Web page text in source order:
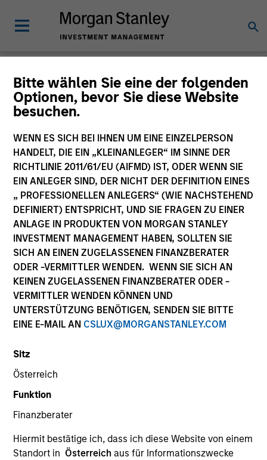
Bitte wählen Sie eine der folgenden
Optionen, bevor Sie diese Website
besuchen.
WENN ES SICH BEI IHNEN UM EINE EINZELPERSON
HANDELT, DIE EIN „KLEINANLEGER“ IM SINNE DER
RICHTLINIE 2011/61/EU (AIFMD) IST, ODER WENN SIE
EIN ANLEGER SIND, DER NICHT DER DEFINITION EINES
„ PROFESSIONELLEN ANLEGERS“ (WIE NACHSTEHEND
DEFINIERT) ENTSPRICHT, UND SIE FRAGEN ZU EINER
ANLAGE IN PRODUKTEN VON MORGAN STANLEY
INVESTMENT MANAGEMENT HABEN, SOLLTEN SIE
SICH AN EINEN ZUGELASSENEN FINANZBERATER
ODER -VERMITTLER WENDEN. WENN SIE SICH AN
KEINEN ZUGELASSENEN FINANZBERATER ODER -
VERMITTLER WENDEN KÖNNEN UND
UNTERSTÜTZUNG BENÖTIGEN, SENDEN SIE BITTE
EINE E-MAIL AN CSLUX@MORGANSTANLEY.COM
Sitz
Österreich
Funktion
Finanzberater
Hiermit bestätige ich, dass ich diese Website von einem
Standort in Österreich aus für Informationszwecke
Morgan Stanley
Investment Funds
Änderung des Fondsvehikels
Dieses Dokument ist ein Marketingdokument.
Die Wertentwicklung in der Vergangenheit ist kein
verlässlicher Indikator für die künftige Wertentwicklung.
Die Rendite kann infolge von Währungsschwankungen
steigen oder sinken. Alle Performanceangaben werden auf
Basis der Nettoinventarwerte (NIW) berechnet. Alle
Stanley Investment Management.
Klicken Sie auf den Fondsnamen, um Informationen über
die Renditen des Kalenderjahres zu erhalten.